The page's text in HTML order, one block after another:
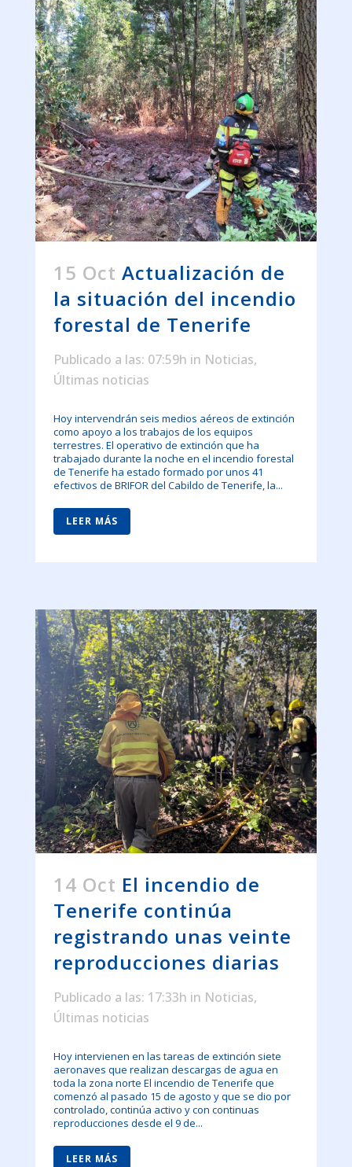
15 Oct Actualización de
la situación del incendio
forestal de Tenerife
Publicado a las: 07:59h in Noticias,
Últimas noticias
Hoy intervendrán seis medios aéreos de extinción
como apoyo a los trabajos de los equipos
terrestres. El operativo de extinción que ha
trabajado durante la noche en el incendio forestal
de Tenerife ha estado formado por unos 41
efectivos de BRIFOR del Cabildo de Tenerife, la...
LEER MÁS
14 Oct El incendio de
Tenerife continúa
registrando unas veinte
reproducciones diarias
Publicado a las: 17:33h in Noticias,
Últimas noticias
Hoy intervienen en las tareas de extinción siete
aeronaves que realizan descargas de agua en
toda la zona norte El incendio de Tenerife que
comenzó al pasado 15 de agosto y que se dio por
controlado, continúa activo y con continuas
reproducciones desde el 9 de...
LEER MÁS